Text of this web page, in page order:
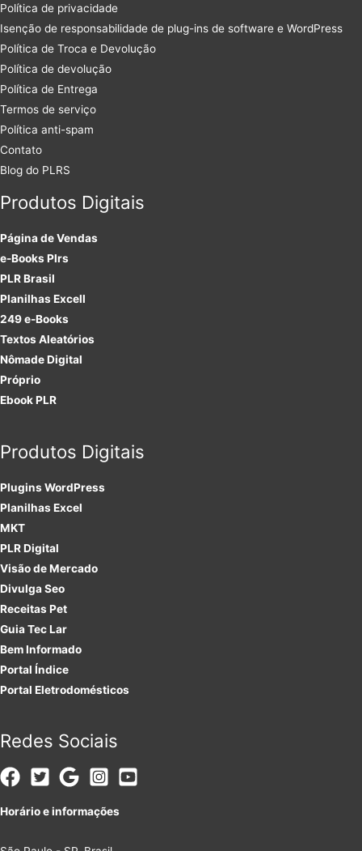
Política de privacidade
Isenção de responsabilidade de plug-ins de software e WordPress
Política de Troca e Devolução
Política de devolução
Política de Entrega
Termos de serviço
Política anti-spam
Contato
Blog do PLRS
Produtos Digitais
Página de Vendas
e-Books Plrs
PLR Brasil
Planilhas Excell
249 e-Books
Textos Aleatórios
Nômade Digital
Próprio
Ebook PLR
Produtos Digitais
PluginsWordPress
Planilhas Excel
MKT
PLRDigital
Visão de Mercado
Divulga Seo
Receitas Pet
Guia Tec Lar
Bem Informado
Portal Índice
Portal Eletrodomésticos
Redes Sociais
Horário e informações